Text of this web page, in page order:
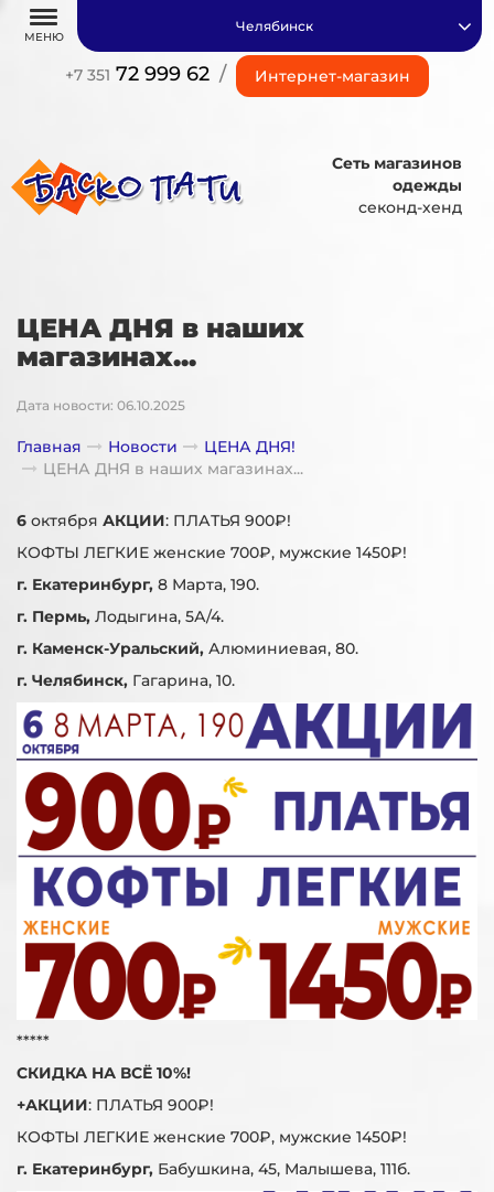
МЕНЮ
+7 351 72 999 62 / Интернет-магазин
Челябинск
Сеть магазинов
одежды
секонд-хенд
ЦЕНА ДНЯ в наших
магазинах...
Дата новости: 06.10.2025
Главная Новости
ЦЕНА ДНЯ!
ЦЕНА ДНЯ в наших магазинах...
6 октября АКЦИИ: ПЛАТЬЯ 900₽!
КОФТЫ ЛЕГКИЕ женские 700₽, мужские 1450₽!
г. Екатеринбург, 8 Марта, 190.
г. Пермь, Лодыгина, 5А/4.
г. Каменск-Уральский, Алюминиевая, 80.
г. Челябинск, Гагарина, 10.
*****
СКИДКА НА ВСЁ 10%!
+АКЦИИ: ПЛАТЬЯ 900₽!
КОФТЫ ЛЕГКИЕ женские 700₽, мужские 1450₽!
г. Екатеринбург, Бабушкина, 45, Малышева, 111б.